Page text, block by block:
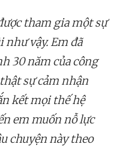
tham gia một sự
như vậy. Em đã
30 năm của công
sự cảm nhận
kết mọi thế hệ
em muốn nỗ lực
chuyện này theo